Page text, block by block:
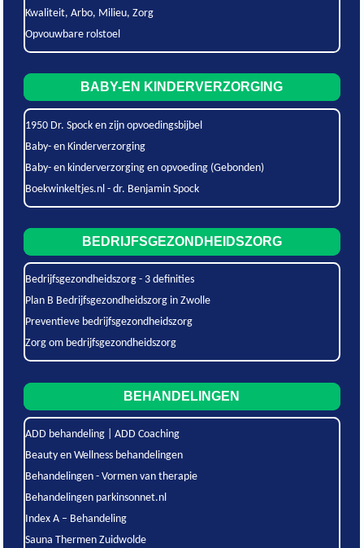
Kwaliteit, Arbo, Milieu, Zorg
Opvouwbare rolstoel
BABY-EN KINDERVERZORGING
1950 Dr. Spock en zijn opvoedingsbijbel
Baby- en Kinderverzorging
Baby- en kinderverzorging en opvoeding (Gebonden)
Boekwinkeltjes.nl - dr. Benjamin Spock
BEDRIJFSGEZONDHEIDSZORG
Bedrijfsgezondheidszorg - 3 definities
Plan B Bedrijfsgezondheidszorg in Zwolle
Preventieve bedrijfsgezondheidszorg
Zorg om bedrijfsgezondheidszorg
BEHANDELINGEN
ADD behandeling | ADD Coaching
Beauty en Wellness behandelingen
Behandelingen - Vormen van therapie
Behandelingen parkinsonnet.nl
Index A – Behandeling
Sauna Thermen Zuidwolde